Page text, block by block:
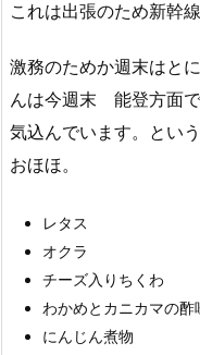
これは出張のため新幹
激務のためか週末はと
んは今週末 能登方面
気込んでいます。とい
おほほ。
レタス
オクラ
チーズ入りちくわ
わかめとカニカマの酢
にんじん煮物